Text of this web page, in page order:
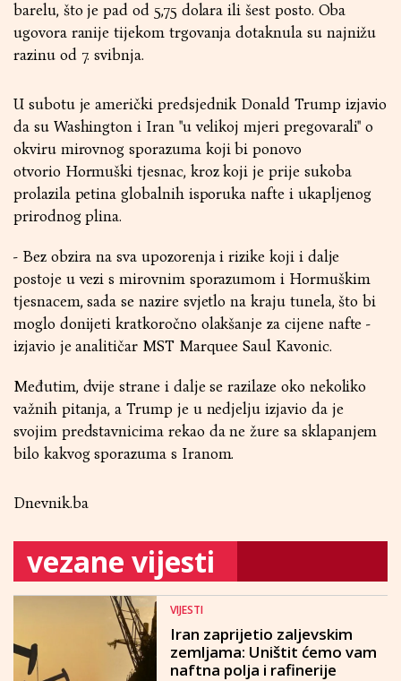
barelu, što je pad od 5,75 dolara ili šest posto. Oba
ugovora ranije tijekom trgovanja dotaknula su najnižu
razinu od 7. svibnja.
U subotu je američki predsjednik Donald Trump izjavio
da su Washington i Iran ''u velikoj mjeri pregovarali'' o
okviru mirovnog sporazuma koji bi ponovo
otvorio Hormuški tjesnac, kroz koji je prije sukoba
prolazila petina globalnih isporuka nafte i ukapljenog
prirodnog plina.
- Bez obzira na sva upozorenja i rizike koji i dalje
postoje u vezi s mirovnim sporazumom i Hormuškim
tjesnacem, sada se nazire svjetlo na kraju tunela, što bi
moglo donijeti kratkoročno olakšanje za cijene nafte -
izjavio je analitičar MST Marquee Saul Kavonic.
Međutim, dvije strane i dalje se razilaze oko nekoliko
važnih pitanja, a Trump je u nedjelju izjavio da je
svojim predstavnicima rekao da ne žure sa sklapanjem
bilo kakvog sporazuma s Iranom.
Dnevnik.ba
vezane vijesti
VIJESTI
Iran zaprijetio zaljevskim
zemljama: Uništit ćemo vam
naftna polja i rafinerije